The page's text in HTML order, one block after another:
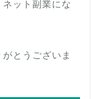
ット副業にな
とうございま